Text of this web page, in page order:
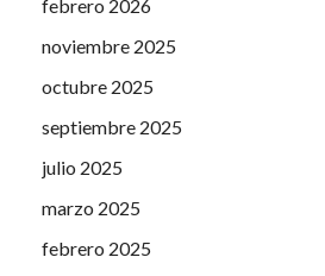
febrero 2026
noviembre 2025
octubre 2025
septiembre 2025
julio 2025
marzo 2025
febrero 2025